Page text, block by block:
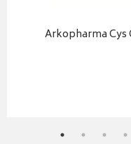
Arkopharma